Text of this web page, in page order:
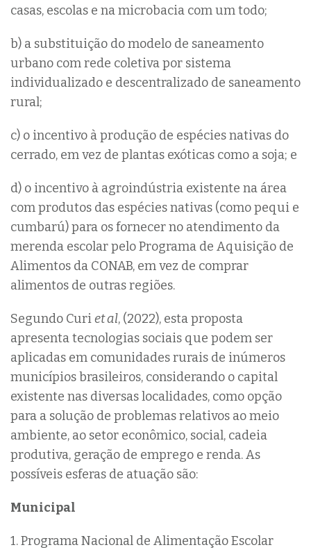
casas, escolas e na microbacia com um todo;
b) a substituição do modelo de saneamento
urbano com rede coletiva por sistema
individualizado e descentralizado de saneamento
rural;
c) o incentivo à produção de espécies nativas do
cerrado, em vez de plantas exóticas como a soja; e
d) o incentivo à agroindústria existente na área
com produtos das espécies nativas (como pequi e
cumbarú) para os fornecer no atendimento da
merenda escolar pelo Programa de Aquisição de
Alimentos da CONAB, em vez de comprar
alimentos de outras regiões.
Segundo Curiet al, (2022), esta proposta
apresenta tecnologias sociais que podem ser
aplicadas em comunidades rurais de inúmeros
municípios brasileiros, considerando o capital
existente nas diversas localidades, como opção
para a solução de problemas relativos ao meio
ambiente, ao setor econômico, social, cadeia
produtiva, geração de emprego e renda. As
possíveis esferas de atuação são:
Municipal
1. Programa Nacional de Alimentação Escolar